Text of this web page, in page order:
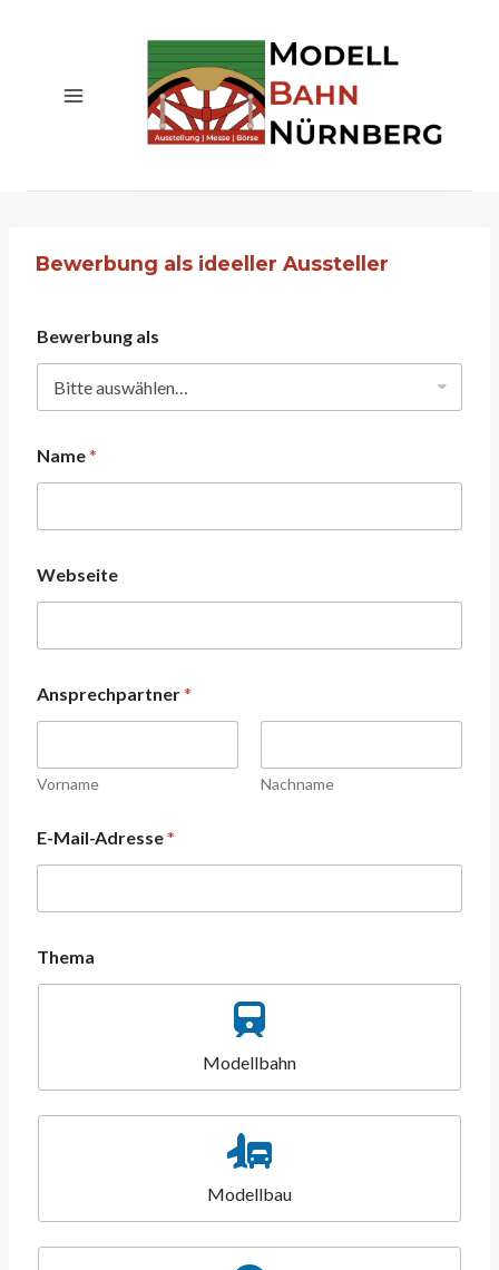
Bewerbung als ideeller Aussteller
Bewerbung als
Name*
Webseite
Ansprechpartner*
Vorname Nachname
E-Mail-Adresse*
Thema
Modellbahn
Modellbau